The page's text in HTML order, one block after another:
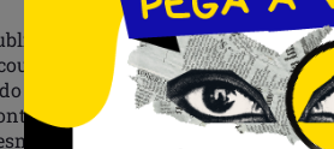
no JusBrasil, o advogado
a fundamentação da solicitação,
Oxê no STF não é um pedido de
crucifixos em prédios
oportunidade de